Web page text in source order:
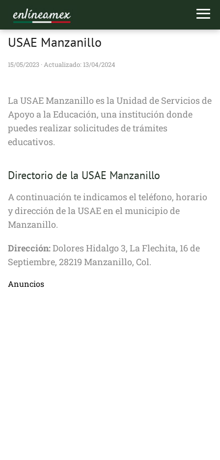
USAE Manzanillo
15/05/2023 · Actualizado: 13/04/2024
La USAE Manzanillo es la Unidad de Servicios de
Apoyo a la Educación, una institución donde
puedes realizar solicitudes de trámites
educativos.
Directorio de la USAE Manzanillo
A continuación te indicamos el teléfono, horario
y dirección de la USAE en el municipio de
Manzanillo.
Dirección:Dolores Hidalgo 3, La Flechita, 16 de
Septiembre, 28219 Manzanillo, Col.
Anuncios